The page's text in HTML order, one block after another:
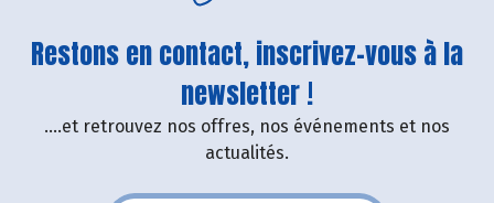
Restons en contact, inscrivez-vous à la
newsletter !
....et retrouvez nos offres, nos événements et nos
actualités.